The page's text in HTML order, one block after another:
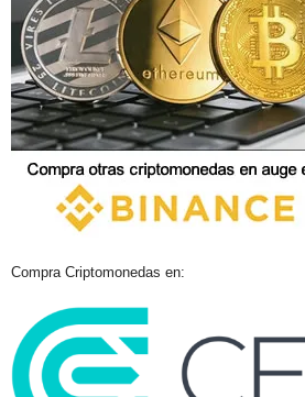
Compra Criptomonedas en: